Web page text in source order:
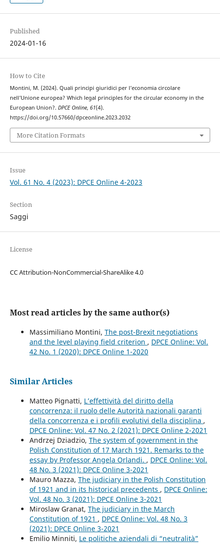
Published
2024-01-16
How to Cite
Montini, M. (2024). Quali principi giuridici per l’economia circolare
nell’Unione europea? Which legal principles for the circular economy in the
European Union?. DPCE Online, 61(4).
https://doi.org/10.57660/dpceonline.2023.2032
More Citation Formats
Issue
Vol. 61 No. 4 (2023): DPCE Online 4-2023
Section
Saggi
License
CC Attribution-NonCommercial-ShareAlike 4.0
Most read articles by the same author(s)
Massimiliano Montini, The post-Brexit negotiations
and the level playing field criterion , DPCE Online: Vol.
42 No. 1 (2020): DPCE Online 1-2020
Similar Articles
Matteo Pignatti, L’effettività del diritto della
concorrenza: il ruolo delle Autorità nazionali garanti
della concorrenza e i profili evolutivi della disciplina ,
DPCE Online: Vol. 47 No. 2 (2021): DPCE Online 2-2021
Andrzej Dziadzio, The system of government in the
Polish Constitution of 17 March 1921. Remarks to the
essay by Professor Angela Orlandi. , DPCE Online: Vol.
48 No. 3 (2021): DPCE Online 3-2021
Mauro Mazza, The judiciary in the Polish Constitution
of 1921 and in its historical precedents , DPCE Online:
Vol. 48 No. 3 (2021): DPCE Online 3-2021
Miroslaw Granat, The judiciary in the March
Constitution of 1921 , DPCE Online: Vol. 48 No. 3
(2021): DPCE Online 3-2021
Emilio Minniti, Le politiche aziendali di “neutralità”